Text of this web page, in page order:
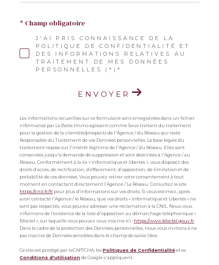
J'AI PRIS CONNAISSANCE DE LA
POLITIQUE DE CONFIDENTIALITÉ ET
DES INFORMATIONS RELATIVES AU
TRAITEMENT DE MES DONNÉES
PERSONNELLES (*)*
* Champ obligatoire
ENVOYER
Les informations recueillies sur ce formulaire sont enregistrées dans un fichier
informatisé par La Boite Immo agissant comme Sous-traitant du traitement
pour la gestion de la clientèle/prospects de l'Agence / du Réseau qui reste
Responsable du Traitement de vos Données personnelles. La base légale du
traitement repose sur l'intérêt légitime de l'Agence / du Réseau. Elles sont
conservées jusqu'à demande de suppression et sont destinées à l'Agence / au
Réseau. Conformément à la loi « informatique et libertés », vous disposez des
droits d’accès, de rectification, d’effacement, d’opposition, de limitation et de
portabilité de vos données. Vous pouvez retirer votre consentement à tout
moment en contactant directement l’Agence / Le Réseau. Consultez le site
https://cnil.fr/fr pour plus d’informations sur vos droits. Si vous estimez, après
avoir contacté l'Agence / le Réseau, que vos droits « Informatique et Libertés » ne
sont pas respectés, vous pouvez adresser une réclamation à la CNIL. Nous vous
informons de l’existence de la liste d'opposition au démarchage téléphonique «
Bloctel », sur laquelle vous pouvez vous inscrire ici : https://www.bloctel.gouv.fr
Dans le cadre de la protection des Données personnelles, nous vous invitons à ne
pas inscrire de Données sensibles dans le champ de saisie libre.
Ce site est protégé par reCAPTCHA, lesPolitiques de Confidentialitéet es
Conditions d'utilisationde Google s'appliquent.